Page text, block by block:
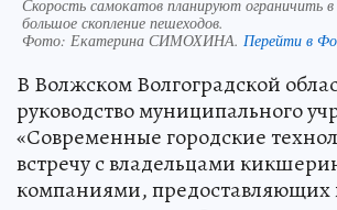
Скорость самокатов планируют ограничить в
большое скопление пешеходов.
Фото: Екатерина СИМОХИНА. Перейти в
В Волжском Волгоградской
руководство муниципального
«Современные городские
встречу с владельцами
компаниями, предоставляющих